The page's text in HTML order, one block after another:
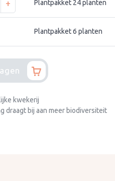
+ Plantpakket 24 planten
Plantpakket 6 planten
kwekerij
draagt bij aan meer biodiversiteit